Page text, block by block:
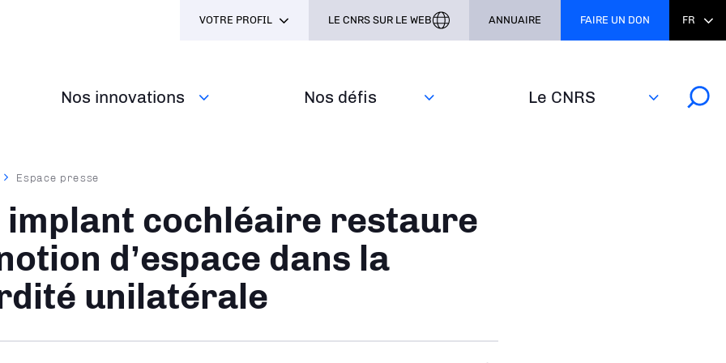
Nos innovations Nos défis‎ Le CNRS
VOTRE PROFIL LE CNRS SUR LE WEB ANNUAIRE FAIRE UN DON FR
Espace presse
implant cochléaire restaure
d’espace dans la
unilatérale